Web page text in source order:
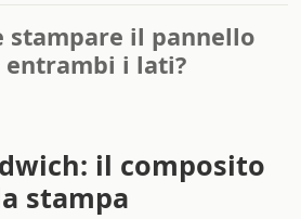
stampare il pannello
entrambi i lati?
il composito
stampa